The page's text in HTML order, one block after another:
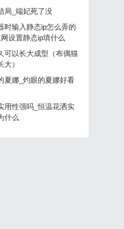
局_端妃死了没
时输入静态ip怎么弄的
网设置静态ip填什么
可以长大成型（布偶猫
大）
夏娜_灼眼的夏娜好看
用性强吗_恒温花洒实
什么